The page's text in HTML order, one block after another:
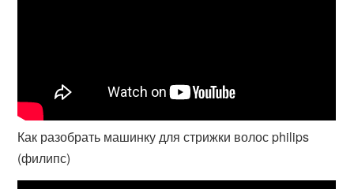
Как разобрать машинку для стрижки волос philips
(филипс)